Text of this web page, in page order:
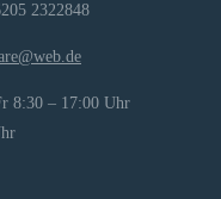
2322848
8:30 – 17:00 Uhr